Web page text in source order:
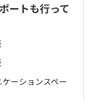
ートも行って
ーションスペー